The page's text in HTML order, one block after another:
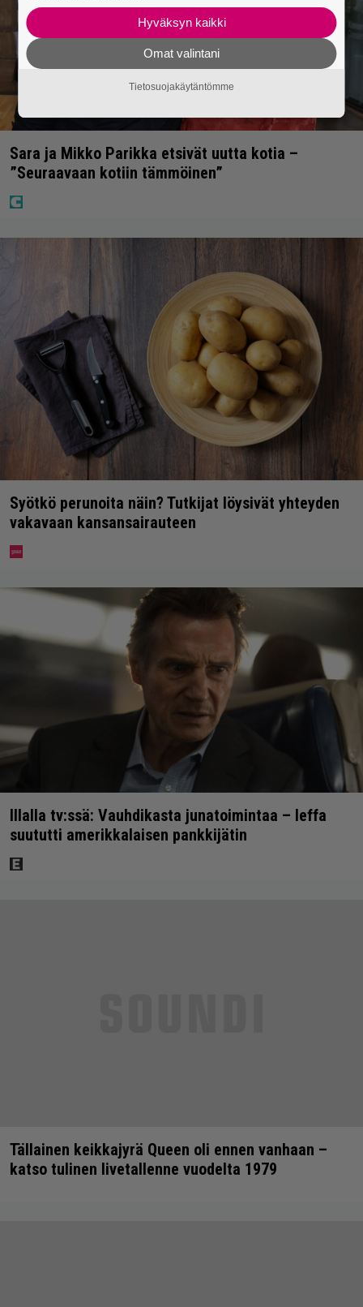
Sara ja Mikko Parikka etsivät uutta kotia –
”Seuraavaan kotiin tämmöinen”
Syötkö perunoita näin? Tutkijat löysivät yhteyden
vakavaan kansansairauteen
Illalla tv:ssä: Vauhdikasta junatoimintaa – leffa
suututti amerikkalaisen pankkijätin
Tällainen keikkajyrä Queen oli ennen vanhaan –
katso tulinen livetallenne vuodelta 1979
Hyväksyn kaikki
Omat valintani
Tietosuojakäytäntömme